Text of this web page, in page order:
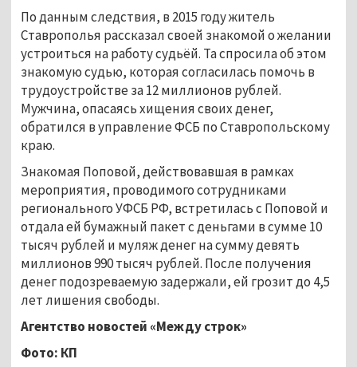
По данным следствия, в 2015 году житель
Ставрополья рассказал своей знакомой о желании
устроиться на работу судьёй. Та спросила об этом
знакомую судью, которая согласилась помочь в
трудоустройстве за 12 миллионов рублей.
Мужчина, опасаясь хищения своих денег,
обратился в управление ФСБ по Ставропольскому
краю.
Знакомая Поповой, действовавшая в рамках
мероприятия, проводимого сотрудниками
регионального УФСБ РФ, встретилась с Поповой и
отдала ей бумажный пакет с деньгами в сумме 10
тысяч рублей и муляж денег на сумму девять
миллионов 990 тысяч рублей. После получения
денег подозреваемую задержали, ей грозит до 4,5
лет лишения свободы.
Агентство новостей «Между строк»
Фото: КП